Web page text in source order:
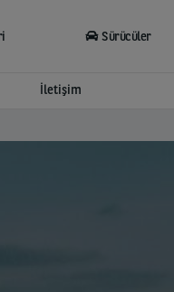
Sürücüler
İletişim